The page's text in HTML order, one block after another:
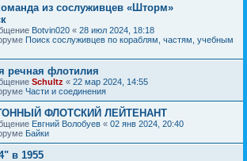
из сослуживцев «Шторм»
Botvin020 « 28 июл 2024, 18:18
Поиск сослуживцев по кораблям, частям, учебным
речная флотилия
Schultz « 22 мар 2024, 14:55
Части и соединения
ФЛОТСКИЙ ЛЕЙТЕНАНТ
Евгний Волобуев « 02 янв 2024, 20:40
Байки
в 1955